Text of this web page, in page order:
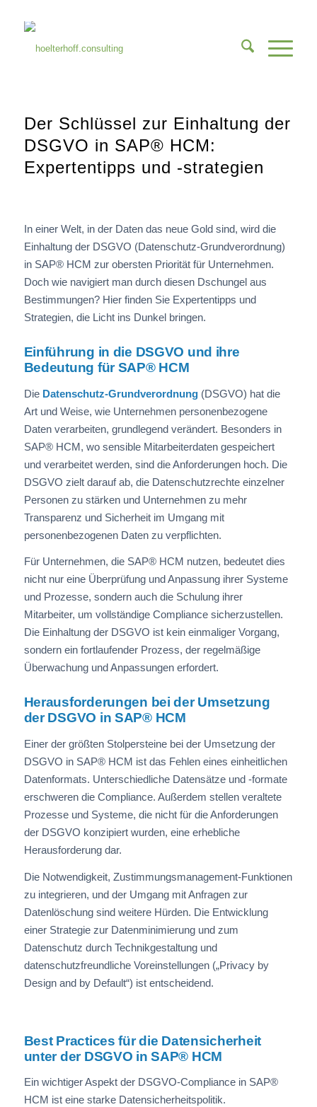
Der Schlüssel zur Einhaltung der
DSGVO in SAP® HCM:
Expertentipps und -strategien
In einer Welt, in der Daten das neue Gold sind, wird die
Einhaltung der DSGVO (Datenschutz-Grundverordnung)
in SAP® HCM zur obersten Priorität für Unternehmen.
Doch wie navigiert man durch diesen Dschungel aus
Bestimmungen? Hier finden Sie Expertentipps und
Strategien, die Licht ins Dunkel bringen.
Einführung in die DSGVO und ihre
Bedeutung für SAP® HCM
Die Datenschutz-Grundverordnung(DSGVO) hat die
Art und Weise, wie Unternehmen personenbezogene
Daten verarbeiten, grundlegend verändert. Besonders in
SAP® HCM, wo sensible Mitarbeiterdaten gespeichert
und verarbeitet werden, sind die Anforderungen hoch. Die
DSGVO zielt darauf ab, die Datenschutzrechte einzelner
Personen zu stärken und Unternehmen zu mehr
Transparenz und Sicherheit im Umgang mit
personenbezogenen Daten zu verpflichten.
Für Unternehmen, die SAP® HCM nutzen, bedeutet dies
nicht nur eine Überprüfung und Anpassung ihrer Systeme
und Prozesse, sondern auch die Schulung ihrer
Mitarbeiter, um vollständige Compliance sicherzustellen.
Die Einhaltung der DSGVO ist kein einmaliger Vorgang,
sondern ein fortlaufender Prozess, der regelmäßige
Überwachung und Anpassungen erfordert.
Herausforderungen bei der Umsetzung
der DSGVO in SAP® HCM
Einer der größten Stolpersteine bei der Umsetzung der
DSGVO in SAP® HCM ist das Fehlen eines einheitlichen
Datenformats. Unterschiedliche Datensätze und -formate
erschweren die Compliance. Außerdem stellen veraltete
Prozesse und Systeme, die nicht für die Anforderungen
der DSGVO konzipiert wurden, eine erhebliche
Herausforderung dar.
Die Notwendigkeit, Zustimmungsmanagement-Funktionen
zu integrieren, und der Umgang mit Anfragen zur
Datenlöschung sind weitere Hürden. Die Entwicklung
einer Strategie zur Datenminimierung und zum
Datenschutz durch Technikgestaltung und
datenschutzfreundliche Voreinstellungen („Privacy by
Design and by Default“) ist entscheidend.
Best Practices für die Datensicherheit
unter der DSGVO in SAP® HCM
Ein wichtiger Aspekt der DSGVO-Compliance in SAP®
HCM ist eine starke Datensicherheitspolitik.